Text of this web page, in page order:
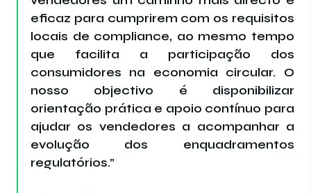
eficaz para cumprirem com os requisitos
locais de compliance, ao mesmo tempo
que facilita a participação dos
consumidores na economia circular. O
nosso objectivo é disponibilizar
orientação prática e apoio contínuo para
ajudar os vendedores a acompanhar a
evolução dos enquadramentos
regulatórios.”